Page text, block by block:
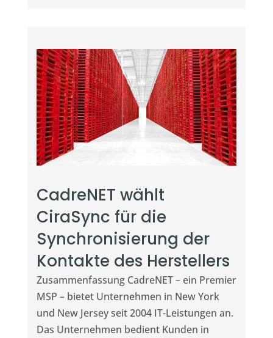
CadreNET wählt
CiraSync für die
Synchronisierung der
Kontakte des Herstellers
Zusammenfassung CadreNET – ein Premier
MSP – bietet Unternehmen in New York
und New Jersey seit 2004 IT-Leistungen an.
Das Unternehmen bedient Kunden in